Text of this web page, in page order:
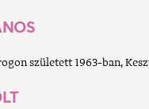
született 1963-ban,